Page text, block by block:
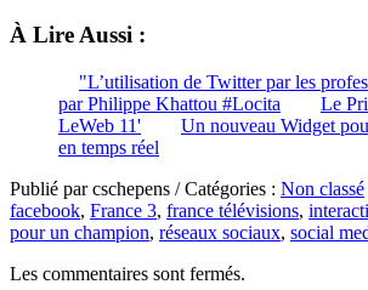
À Lire Aussi :
"L’utilisation de Twitter par les
par Philippe Khattou #Locita
Le
LeWeb 11'
Un nouveau Widget
en temps réel
Publié par cschepens / Catégories : Non classé
facebook, France 3, france télévisions,
pour un champion, réseaux sociaux, social
Les commentaires sont fermés.